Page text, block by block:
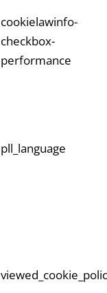
cookielawinfo-
checkbox-
performance
pll_language